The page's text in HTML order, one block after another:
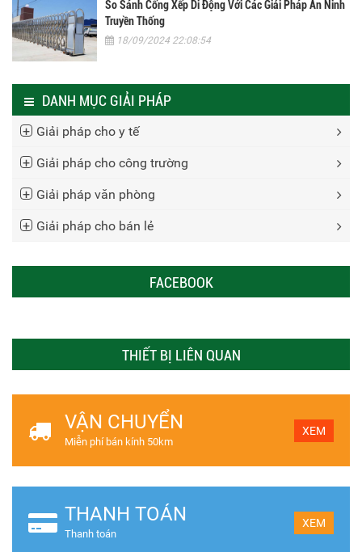
So Sánh Cổng Xếp Di Động Với Các Giải Pháp An Ninh
Truyền Thống
18/09/2024 22:08:54
DANH MỤC GIẢI PHÁP
Giải pháp cho y tế
Giải pháp cho công trường
Giải pháp văn phòng
Giải pháp cho bán lẻ
FACEBOOK
THIẾT BỊ LIÊN QUAN
VẬN CHUYỂN
Miễn phí bán kính 50km
XEM
THANH TOÁN
Thanh toán
XEM